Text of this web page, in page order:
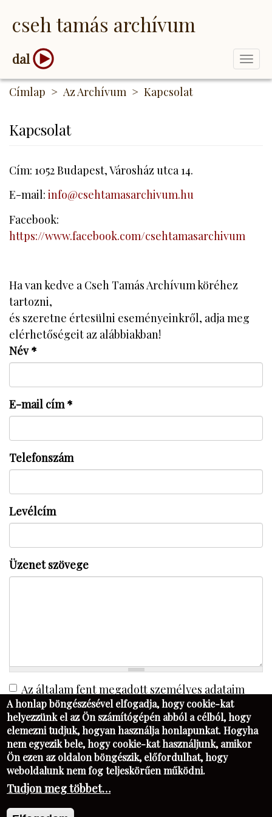
cseh tamás archívum
dal
Címlap Az Archívum Kapcsolat
Kapcsolat
Cím: 1052 Budapest, Városház utca 14.
E-mail: info@csehtamasarchivum.hu
Facebook:
https://www.facebook.com/csehtamasarchivum
Ha van kedve a Cseh Tamás Archívum köréhez
tartozni,
és szeretne értesülni eseményeinkről, adja meg
elérhetőségeit az alábbiakban!
Név*
E-mail cím*
Telefonszám
Levélcím
Üzenet szövege
Az általam fent megadott személyes adataim
kezeléséhez a Cseh Tamás Archívummal való
kapcsolattartás céljából hozzájárulok.*
Beküldés
A honlap böngészésével elfogadja, hogy cookie-kat
helyezzünk el az Ön számítógépén abból a célból, hogy
elemezni tudjuk, hogyan használja honlapunkat. Hogyha
nem egyezik bele, hogy cookie-kat használjunk, amikor
Ön ezen az oldalon böngészik, előfordulhat, hogy
weboldalunk nem fog teljeskörűen működni.
Tudjon meg többet…